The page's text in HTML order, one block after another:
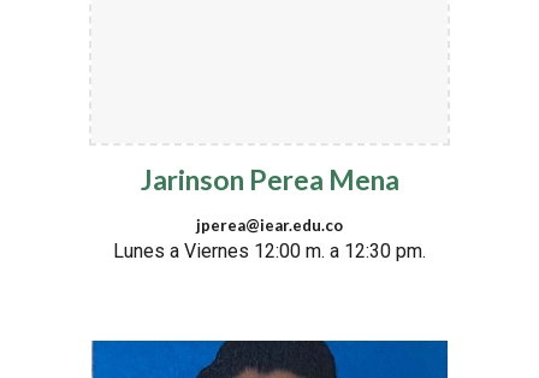
Jarinson Perea Mena
jperea@iear.edu.co
Lunes a Viernes 12:00 m. a 12:30 pm.